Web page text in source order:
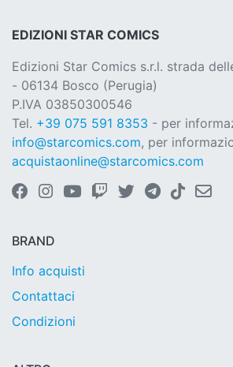
EDIZIONI STAR COMICS
Edizioni Star Comics s.r.l. strada
- 06134 Bosco (Perugia)
P.IVA 03850300546
Tel. +39 075 591 8353 - per
info@starcomics.com, per
acquistaonline@starcomics.com
BRAND
Info acquisti
Contattaci
Condizioni